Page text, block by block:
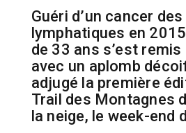
Guéri d’un cancer
lymphatiques en
de 33 ans s’est
avec un aplomb
adjugé la première
Trail des Montagnes
la neige, le week-end